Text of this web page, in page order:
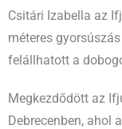
Csitári Izabella az
méteres
felállhatott a
Megkezdődött az
Debrecenben, ahol